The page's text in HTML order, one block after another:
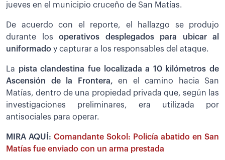
jueves en el municipio cruceño de San Matías.
De acuerdo con el reporte, el hallazgo se produjo
durante los operativos desplegados para ubicar al
uniformado y capturar a los responsables del ataque.
La pista clandestina fue localizada a 10 kilómetros de
Ascensión de la Frontera, en el camino hacia San
Matías, dentro de una propiedad privada que, según las
investigaciones preliminares, era utilizada por
antisociales para operar.
MIRA AQUÍ: Comandante Sokol: Policía abatido en San
Matías fue enviado con un arma prestada